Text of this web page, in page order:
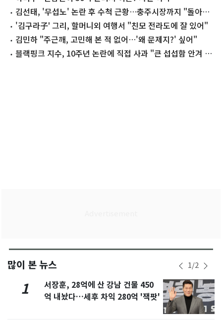
김선태, '무섭노' 논란 후 수척 근황…충주시장까지 "돌아올
생각 없냐?"
'김구라子' 그리, 할머니외 여행서 "친모 전라도에 잘 있어"
김민하 "주근깨, 고민해 본 적 없어…'왜 문제지?' 싶어"
블랙핑크 지수, 10주년 논란에 직접 사과 "큰 섭섭함 안겨 미
많이 본 뉴스 1/2
1
서장훈, 28억에 산 강남 건물 450
억 내놨다…세후 차익 280억 '잭팟'